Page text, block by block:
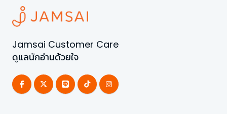
Jamsai Customer Care
ดูแลนักอ่านด้วยใจ